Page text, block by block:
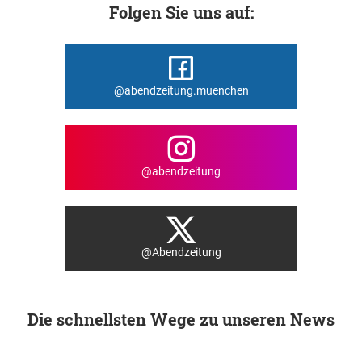
Folgen Sie uns auf:
@abendzeitung.muenchen
@abendzeitung
@Abendzeitung
Die schnellsten Wege zu unseren News